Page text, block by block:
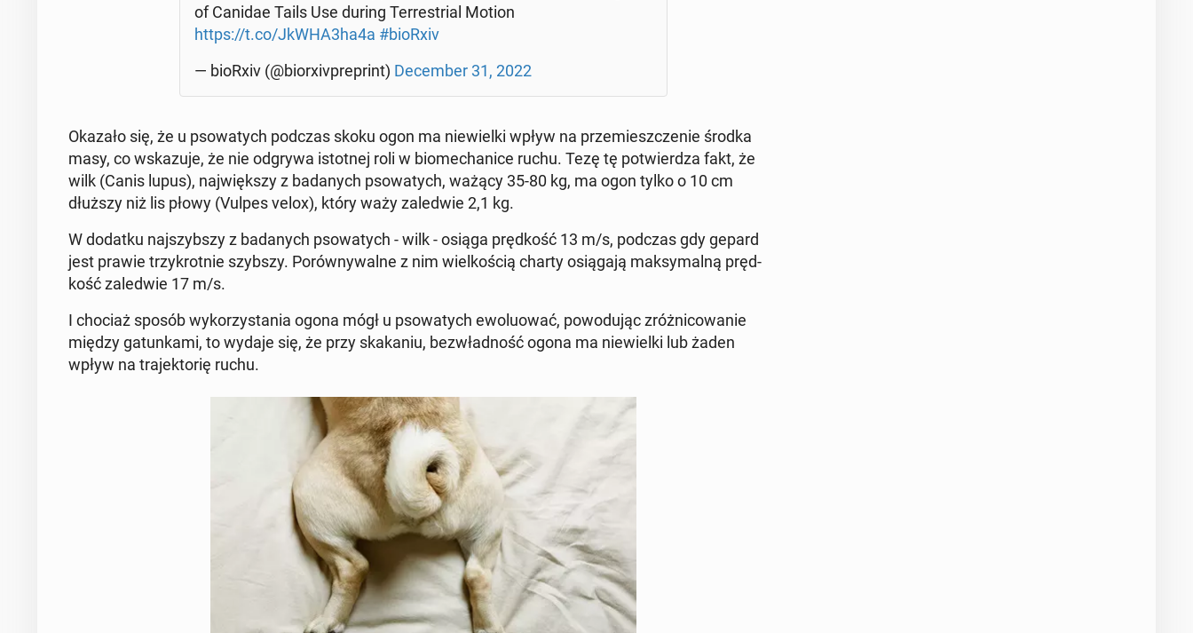
of Canidae Tails Use during Ter­re­strial Motion
https://t.co/JkWHA3ha4a #bioRxiv
— bioRxiv (@bio­rxi­vpre­print) De­cem­ber 31, 2022
Okazało się, że u pso­wa­tych podczas skoku ogon ma nie­wiel­ki wpływ na prze­miesz­cze­nie środka
masy, co wska­zu­je, że nie odgrywa istot­nej roli w bio­me­cha­ni­ce ruchu. Tezę tę po­twier­dza fakt, że
wilk (Canis lupus), naj­więk­szy z ba­da­nych pso­wa­tych, ważący 35-80 kg, ma ogon tylko o 10 cm
dłuższy niż lis płowy (Vulpes velox), który waży za­le­d­wie 2,1 kg.
W dodatku naj­szyb­szy z ba­da­nych pso­wa­tych - wilk - osiąga pręd­kość 13 m/s, podczas gdy gepard
jest prawie trzy­krot­nie szybszy. Po­rów­ny­wal­ne z nim wiel­ko­ścią charty osią­ga­ją mak­sy­mal­ną pręd­
kość za­le­d­wie 17 m/s.
I chociaż sposób wy­ko­rzy­sta­nia ogona mógł u pso­wa­tych ewo­lu­ować, po­wo­du­jąc zróż­ni­co­wa­nie
między ga­tun­ka­mi, to wydaje się, że przy ska­ka­niu, bez­wład­ność ogona ma nie­wiel­ki lub żaden
wpływ na tra­jek­to­rię ruchu.